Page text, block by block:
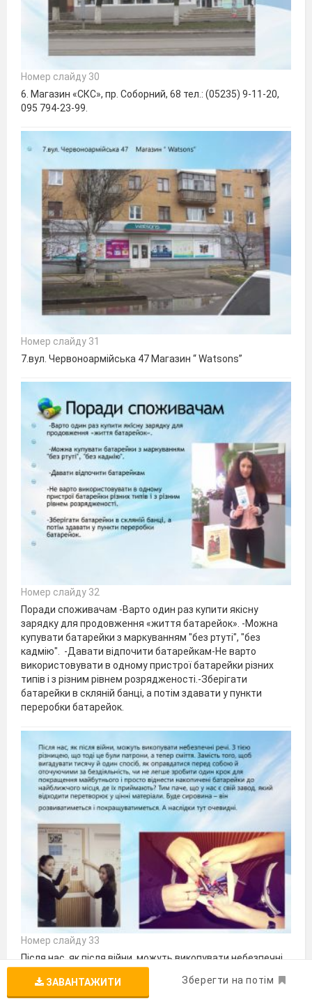
Номер слайду 30
6. Магазин «СКС», пр. Соборний, 68 тел.: (05235) 9-11-20,
095 794-23-99.
Номер слайду 31
7.вул. Червоноармійська 47 Магазин “ Watsons”
Номер слайду 32
Поради споживачам -Варто один раз купити якісну
зарядку для продовження «життя батарейок». -Можна
купувати батарейки з маркуванням "без ртуті", "без
кадмію". -Давати відпочити батарейкам-Не варто
використовувати в одному пристрої батарейки різних
типів і з різним рівнем розрядженості.-Зберігати
батарейки в скляній банці, а потім здавати у пункти
переробки батарейок.
Номер слайду 33
Після нас, як після війни, можуть викопувати небезпечні
речі. З тією різницею, що тоді це були патрони, а тепер
сміття. Замість того, щоб вигадувати тисячу й один
ЗАВАНТАЖИТИ Зберегти на потім